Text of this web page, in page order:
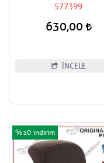
577399
630,00
İNCELE
%10